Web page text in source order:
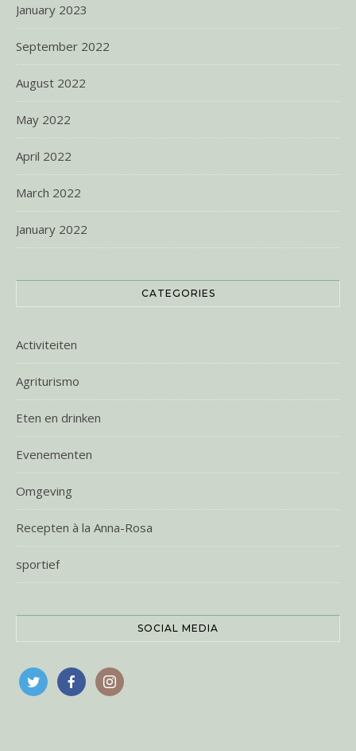
January 2023
September 2022
August 2022
May 2022
April 2022
March 2022
January 2022
CATEGORIES
Activiteiten
Agriturismo
Eten en drinken
Evenementen
Omgeving
Recepten à la Anna-Rosa
sportief
SOCIAL MEDIA